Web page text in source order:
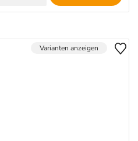
Varianten anzeigen